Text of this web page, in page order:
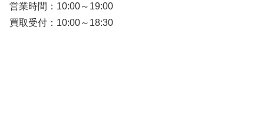
営業時間：10:00～19:00
買取受付：10:00～18:30